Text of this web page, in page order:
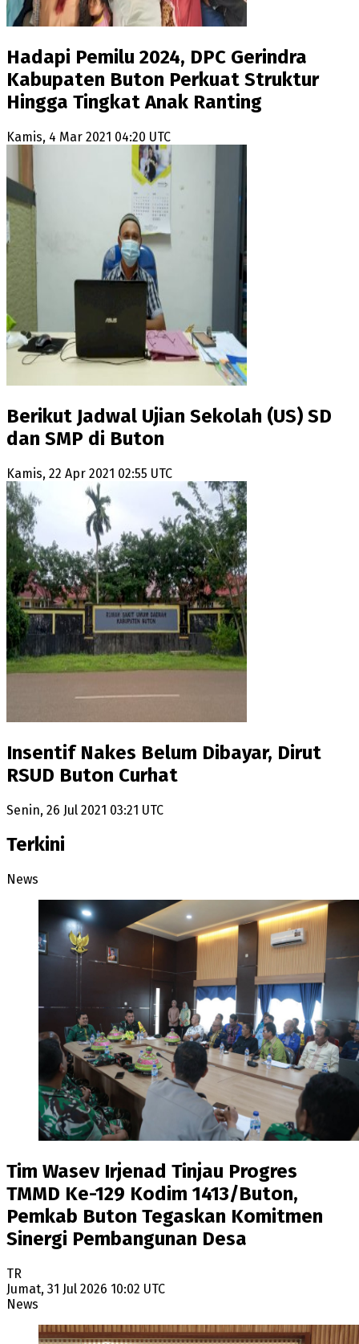
Hadapi Pemilu 2024, DPC Gerindra
Kabupaten Buton Perkuat Struktur
Hingga Tingkat Anak Ranting
Kamis, 4 Mar 2021 04:20 UTC
Berikut Jadwal Ujian Sekolah (US) SD
dan SMP di Buton
Kamis, 22 Apr 2021 02:55 UTC
Insentif Nakes Belum Dibayar, Dirut
RSUD Buton Curhat
Senin, 26 Jul 2021 03:21 UTC
Terkini
News
Tim Wasev Irjenad Tinjau Progres
TMMD Ke-129 Kodim 1413/Buton,
Pemkab Buton Tegaskan Komitmen
Sinergi Pembangunan Desa
TR
Jumat, 31 Jul 2026 10:02 UTC
News